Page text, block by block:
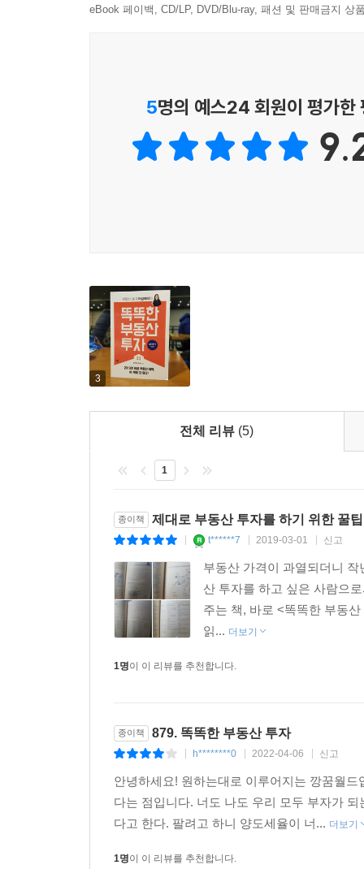
언니에게 부동산 재테크 방법을 전수했다. 지인들
“부동산 공부를 계속 하다 보면, 시장의 흐름
재테크를 할 수 있기를 바라고 돕게 된다.” 저자
저자는 각자의 상황에 맞는 대응 방법을 조언하며
전략을 알려준다. 징검다리 전략은 매달 적금을
한번에 점프할 수 없다면 징검다리 전략으로 한 단
또 나에게 맞는 실거주 아파트 찾는 요령과 당첨
부동산 빅데이터와 재테크 노하우!
부동산 하락장에서도 부의 추월차선에 올라탄
전월세 투자, 분양권, 재개발·재건축 등 부동산 정
또한 똑똑한 부동산 투자의 시작인 ‘부동산과 친
대폭 바뀐 부동산 정책과 부동산의 미래, 그리고 나
문재인 정부의 2017년 8.2대책과 2018년 9.13 대
정부는 주택 투기수요의 유입을 막고 실수요
또 양도소득세와 종부세를 강화하고, 다주택자
이처럼 부동산 정책을 꼼꼼히 살펴본 후, 과거의
eBook 페이백, CD/LP, DVD/Blu-ray, 패션 및 판매금지 상
5명의 예스24 회원이 평가한
3
전체 리뷰 (5)
1
종이책 제대로 부동산 투자를 하기 위한 꿀
t******7 2019-03-01 신고
부동산 가격이 과열되더니
산 투자를 하고 싶은 사람으
주는 책, 바로 <똑똑한 부동
읽... 더보기
1명이 이 리뷰를 추천합니다.
종이책 879. 똑똑한 부동산 투자
h********0 2022-04-06 신고
안녕하세요! 원하는대로 이루어지는 깡꿈월
다는 점입니다. 너도 나도 우리 모두 부자가
다고 한다. 팔려고 하니 양도세율이 너... 더보기
1명이 이 리뷰를 추천합니다.